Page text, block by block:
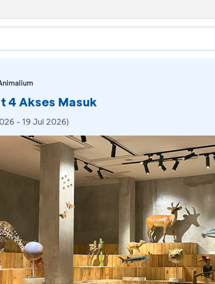
4 Akses Masuk
- 19 Jul 2026)